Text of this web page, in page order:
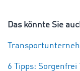
Das könnte Sie
6 Tipps: